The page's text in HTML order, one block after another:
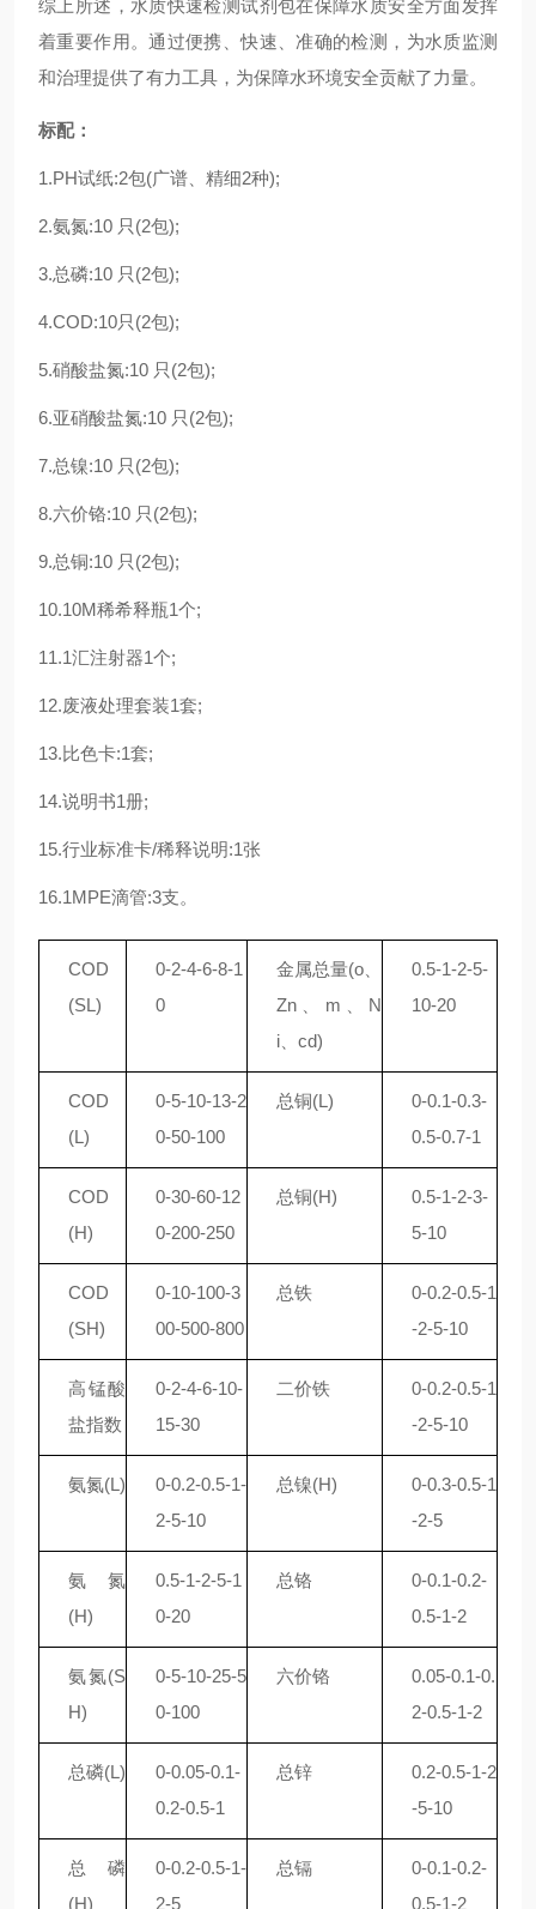
综上所述，水质快速检测试剂包在保障水质安全方面发挥
着重要作用。通过便携、快速、准确的检测，为水质监测
和治理提供了有力工具，为保障水环境安全贡献了力量。
标配：
1.PH试纸:2包(广谱、精细2种);
2.氨氮:10 只 (2包);
3.总磷:10 只 (2包);
4.COD:10只 (2包);
5.硝酸盐氮:10 只 (2包);
6.亚硝酸盐氮:10 只 (2包);
7.总镍:10 只 (2包);
8.六价铬:10 只 (2包);
9.总铜:10 只 (2包);
10.10M稀希释瓶1个;
11.1汇注射器1个;
12.废液处理套装1套;
13.比色卡:1套;
14.说明书1册;
15.行业标准卡/稀释说明:1张
16.1MPE滴管:3支。
COD
(SL)
0-2-4-6-8-1
0
金属总量(o、
Zn、m、N
i、cd)
0.5-1-2-5-
10-20
COD
(L)
0-5-10-13-2
0-50-100
总铜(L)
0-0.1-0.3-
0.5-0.7-1
COD
(H)
0-30-60-12
0-200-250
总铜(H)
0.5-1-2-3-
5-10
COD
(SH)
0-10-100-3
00-500-800
总铁
0-0.2-0.5-1
-2-5-10
高锰酸
盐指数
0-2-4-6-10-
15-30
二价铁
0-0.2-0.5-1
-2-5-10
氨氮(L)
0-0.2-0.5-1-
2-5-10
总镍(H)
0-0.3-0.5-1
-2-5
氨氮
(H)
0.5-1-2-5-1
0-20
总铬
0-0.1-0.2-
0.5-1-2
氨氮(S
H)
0-5-10-25-5
0-100
六价铬
0.05-0.1-0.
2-0.5-1-2
总磷(L)
0-0.05-0.1-
0.2-0.5-1
总锌
0.2-0.5-1-2
-5-10
总磷
(H)
0-0.2-0.5-1-
2-5
总镉
0-0.1-0.2-
0.5-1-2